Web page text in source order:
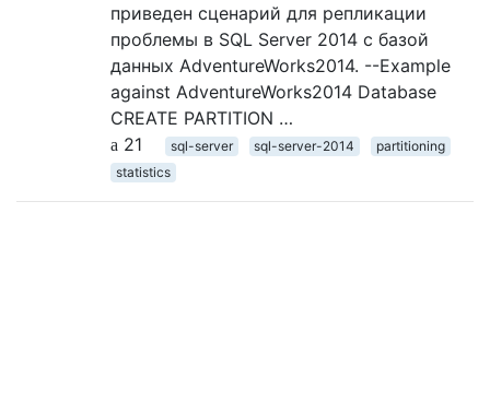
приведен сценарий для репликации
проблемы в SQL Server 2014 с базой
данных AdventureWorks2014. --Example
against AdventureWorks2014 Database
CREATE PARTITION …
21
sql-server sql-server-2014
partitioning
statistics